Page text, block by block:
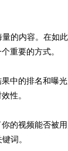
的内容。在如
重要的方式。
中的排名和曝
性。
的视频能否被
词。